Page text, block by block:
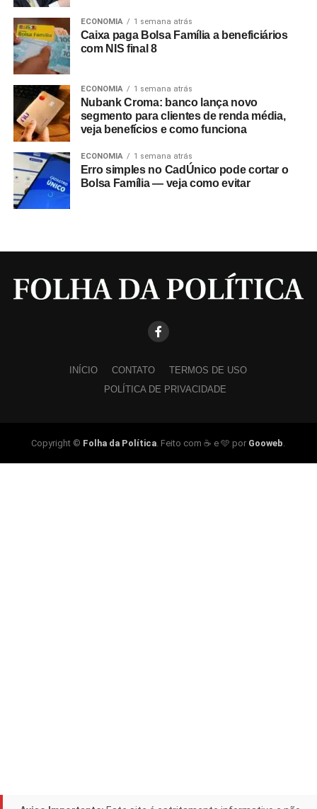
ECONOMIA 1 semana atrás
Caixa paga Bolsa Família a beneficiários
com NIS final 8
ECONOMIA 1 semana atrás
Nubank Croma: banco lança novo
segmento para clientes de renda média,
veja benefícios e como funciona
ECONOMIA 1 semana atrás
Erro simples no CadÚnico pode cortar o
Bolsa Família — veja como evitar
INÍCIO CONTATO
TERMOS DE USO
POLÍTICA DE PRIVACIDADE
Copyright © Folha da Política. Feito com ☕ e 🩵 por Gooweb.